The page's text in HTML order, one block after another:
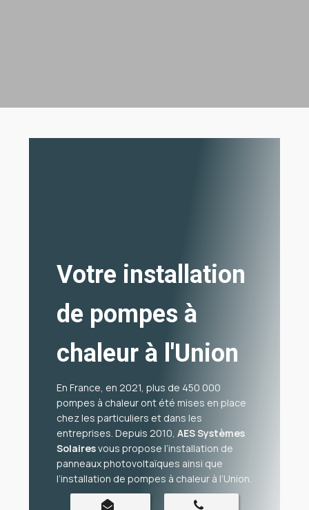
Votre installation
de pompes à
chaleur à l'Union
En France, en 2021, plus de 450 000
pompes à chaleur ont été mises en place
chez les particuliers et dans les
entreprises. Depuis 2010,AES Systèmes
Solairesvous propose l’installation de
panneaux photovoltaïques ainsi que
l’installation de pompes à chaleur à l’Union.